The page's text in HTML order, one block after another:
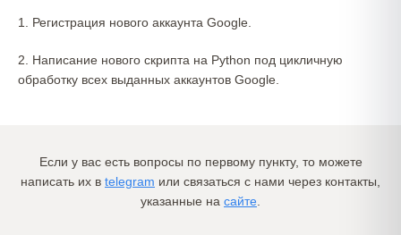
1. Регистрация нового аккаунта Google.
2. Написание нового скрипта на Python под цикличную
обработку всех выданных аккаунтов Google.
Если у вас есть вопросы по первому пункту, то можете
написать их в telegram или связаться с нами через контакты,
указанные на сайте.